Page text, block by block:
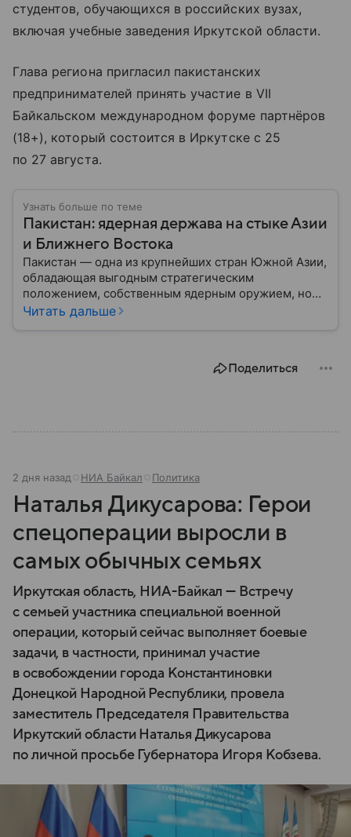
студентов, обучающихся в российских вузах,
включая учебные заведения Иркутской области.
Глава региона пригласил пакистанских
предпринимателей принять участие в VII
Байкальском международном форуме партнёров
(18+), который состоится в Иркутске с 25
по 27 августа.
Узнать больше по теме
Пакистан: ядерная держава на стыке Азии
и Ближнего Востока
Пакистан — одна из крупнейших стран Южной Азии,
обладающая выгодным стратегическим
положением, собственным ядерным оружием, но
сложной внутренней и внешнеполитической
Читать дальше
Поделиться
2 дня назад НИА Байкал Политика
Наталья Дикусарова: Герои
спецоперации выросли в
самых обычных семьях
Иркутская область, НИА-Байкал — Встречу
с семьей участника специальной военной
операции, который сейчас выполняет боевые
задачи, в частности, принимал участие
в освобождении города Константиновки
Донецкой Народной Республики, провела
заместитель Председателя Правительства
Иркутский области Наталья Дикусарова
по личной просьбе Губернатора Игоря Кобзева.